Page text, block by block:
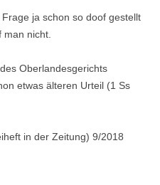
ja schon so doof gestellt
man nicht.
Oberlandesgerichts
etwas älteren Urteil (1 Ss
in der Zeitung) 9/2018